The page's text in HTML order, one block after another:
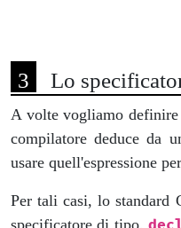
Lo
A volte vogliamo
compilatore deduce da
usare quell'espressione
Per tali casi, lo standard
specificatore di tipo,